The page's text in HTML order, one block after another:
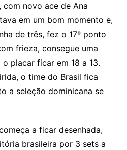
com novo ace de Ana
em um bom momento e,
de três, fez o 17º ponto
frieza, consegue uma
placar ficar em 18 a 13.
o time do Brasil fica
a seleção dominicana se
a ficar desenhada,
brasileira por 3 sets a